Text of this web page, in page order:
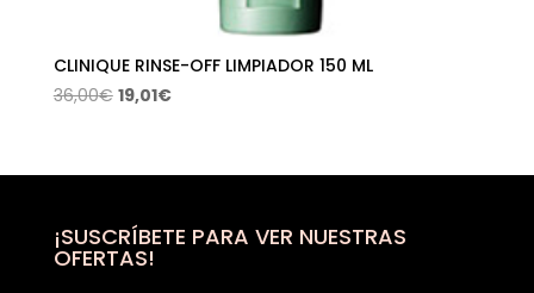
CLINIQUE RINSE-OFF LIMPIADOR 150 ML
36,00€ El
era:
19,01€El
es:
¡SUSCRÍBETE PARA VER NUESTRAS
OFERTAS!